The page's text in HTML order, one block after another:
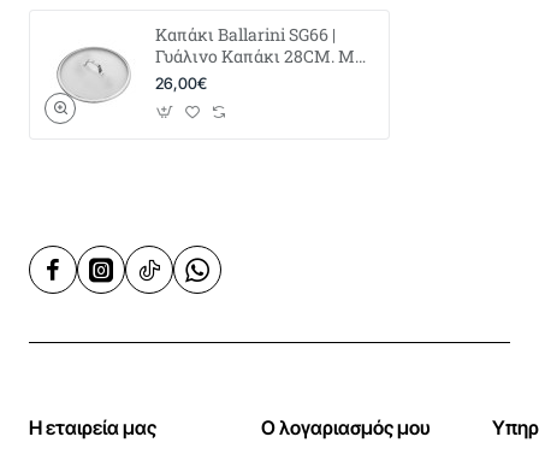
Καπάκι Ballarini SG66 |
Γυάλινο Καπάκι 28CM. Με
μεταλλικό καπάκι |
SALINA
26,00€
Η εταιρεία μας Ο λογαριασμός μου